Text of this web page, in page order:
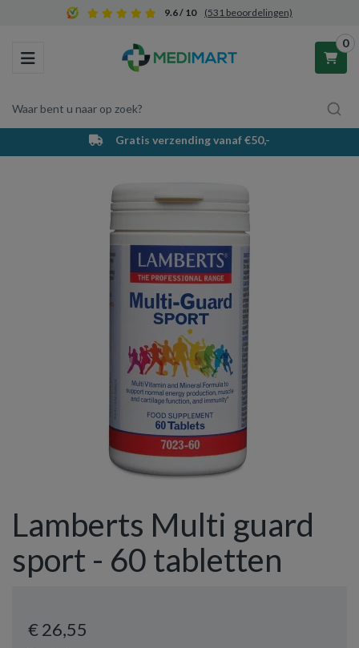
9.6 / 10 (531 beoordelingen)
Toggle navigation
Waar bent u naar op zoek?
0
Winkelwagen
Uw winkelwagen is leeg.
Vul hem met producten.
Gratis verzending vanaf €50,-
Lamberts Multi guard
sport - 60 tabletten
€ 26,55